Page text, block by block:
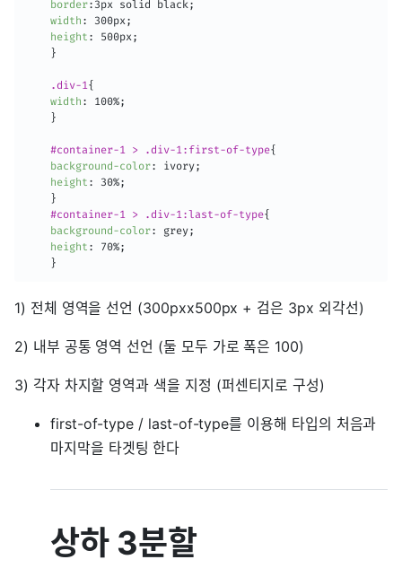
border: 3px solid black ;
width : 300px ;
height : 500px ;
}
.div-1 {
width : 100%;
}
#container-1 > .div-1:first-of-type{
background-color: ivory;
height : 30%;
}
#container-1 > .div-1:last-of-type{
background-color: grey;
height : 70%;
}
1) 전체 영역을 선언 (300pxx500px + 검은 3px 외각선)
2) 내부 공통 영역 선언 (둘 모두 가로 폭은 100)
3) 각자 차지할 영역과 색을 지정 (퍼센티지로 구성)
first-of-type / last-of-type를 이용해 타입의 처음과
마지막을 타겟팅 한다
상하 3분할